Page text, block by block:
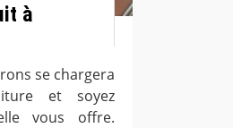
à
se chargera
et soyez
vous offre.